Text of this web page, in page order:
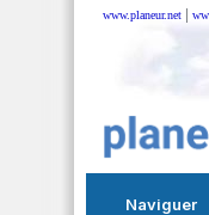
www.planeur.net |
Naviguer